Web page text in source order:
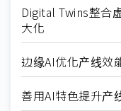
Digital Twins整合
大化
边缘AI优化产线效
善用AI特色提升产